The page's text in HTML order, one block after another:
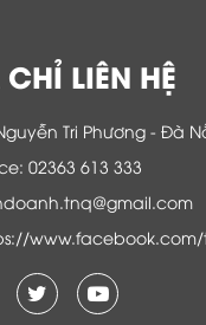
LIÊN HỆ
Tri Phương - Đà
02363 613 333